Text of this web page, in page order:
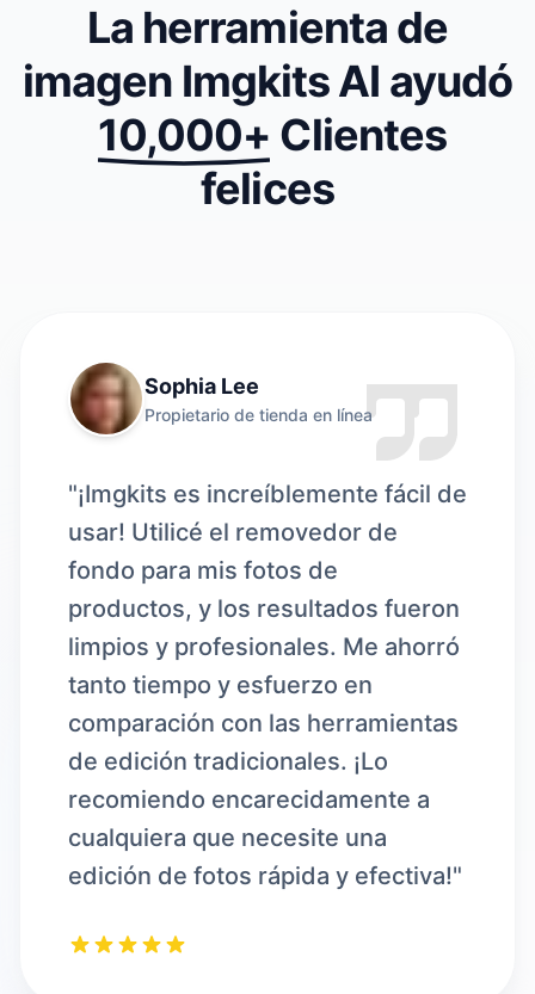
La herramienta de
imagen Imgkits AI ayudó
10,000+ Clientes
felices
Sophia Lee
Propietario de tienda en línea
"¡Imgkits es increíblemente fácil de
usar! Utilicé el removedor de
fondo para mis fotos de
productos, y los resultados fueron
limpios y profesionales. Me ahorró
tanto tiempo y esfuerzo en
comparación con las herramientas
de edición tradicionales. ¡Lo
recomiendo encarecidamente a
cualquiera que necesite una
edición de fotos rápida y efectiva!"